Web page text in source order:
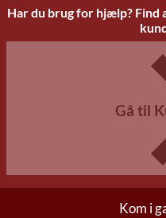
Har du brug for hjælp? Find
Gå til
Kom i